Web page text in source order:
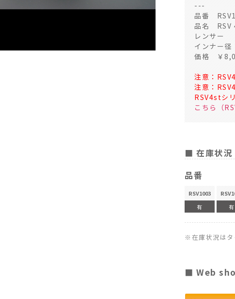
---
品番
品名 RSV
レンサー
インナー
価格 ￥
注意：
注意：
RSV4stシ
こちら（
■ 在庫状況
品番
RSV1003
有
有
※在庫状況はタ
■ Web